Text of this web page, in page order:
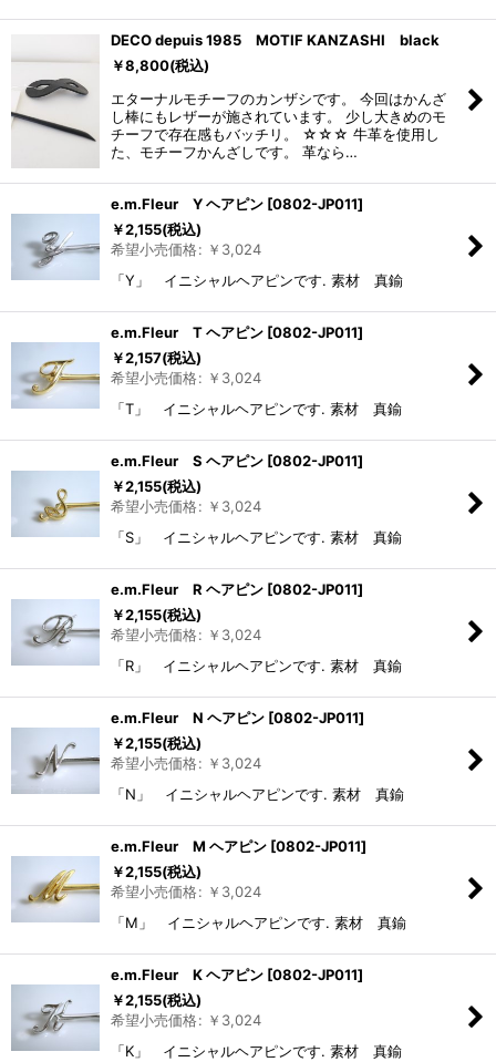
DECO depuis 1985 MOTIF KANZASHI black
￥8,800(税込)
エターナルモチーフのカンザシです。 今回はかんざ
し棒にもレザーが施されています。 少し大きめのモ
チーフで存在感もバッチリ。 ☆☆☆ 牛革を使用し
た、モチーフかんざしです。 革なら…
e.m.Fleur Y ヘアピン [0802-JP011]
￥2,155(税込)
希望小売価格: ￥ 3,024
「Y」 イニシャルヘアピンです. 素材 真鍮
e.m.Fleur T ヘアピン [0802-JP011]
￥2,157(税込)
希望小売価格: ￥ 3,024
「T」 イニシャルヘアピンです. 素材 真鍮
e.m.Fleur S ヘアピン [0802-JP011]
￥2,155(税込)
希望小売価格: ￥ 3,024
「S」 イニシャルヘアピンです. 素材 真鍮
e.m.Fleur R ヘアピン [0802-JP011]
￥2,155(税込)
希望小売価格: ￥ 3,024
「R」 イニシャルヘアピンです. 素材 真鍮
e.m.Fleur N ヘアピン [0802-JP011]
￥2,155(税込)
希望小売価格: ￥ 3,024
「N」 イニシャルヘアピンです. 素材 真鍮
e.m.Fleur M ヘアピン [0802-JP011]
￥2,155(税込)
希望小売価格: ￥ 3,024
「M」 イニシャルヘアピンです. 素材 真鍮
e.m.Fleur K ヘアピン [0802-JP011]
￥2,155(税込)
希望小売価格: ￥ 3,024
「K」 イニシャルヘアピンです. 素材 真鍮